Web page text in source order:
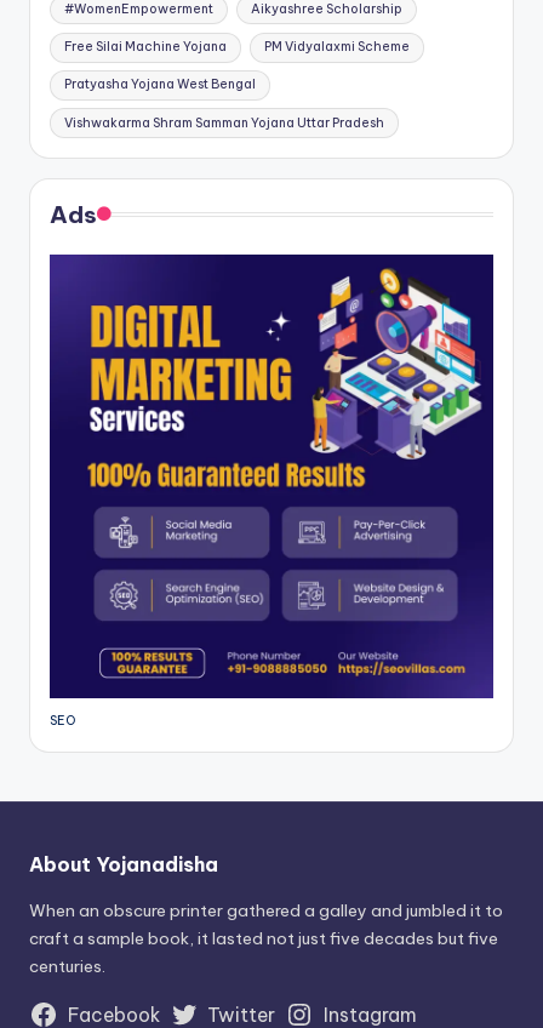
#WomenEmpowerment Aikyashree Scholarship
Free Silai Machine Yojana PM Vidyalaxmi Scheme
Pratyasha Yojana West Bengal
Vishwakarma Shram Samman Yojana Uttar Pradesh
Ads
SEO
About Yojanadisha
When an obscure printer gathered a galley and jumbled it to
craft a sample book, it lasted not just five decades but five
centuries.
Facebook Twitter
Instagram